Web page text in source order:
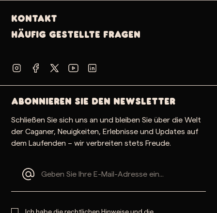
Kontakt
Häufig gestellte Fragen
Abonnieren Sie den Newsletter
Schließen Sie sich uns an und bleiben Sie über die Welt
der Caganer, Neuigkeiten, Erlebnisse und Updates auf
dem Laufenden – wir verbreiten stets Freude.